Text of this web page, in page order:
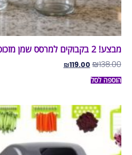
מבצע! 2 בקבוקים למרסס שמן מזכוכית 250 מל’
₪138.00
₪119.00
הוספה לסל